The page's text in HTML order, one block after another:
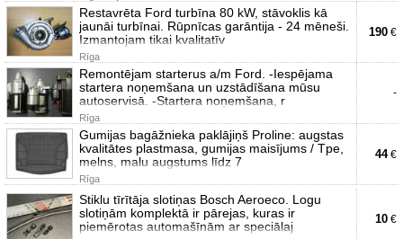
Restavrēta Ford turbīna 80 kW, stāvoklis kā
jaunāi turbīnai. Rūpnīcas garāntija - 24 mēneši.
Izmantojam tikai kvalitatīv
Rīga
190 €
Remontējam starterus a/m Ford. -Iespējama
startera noņemšana un uzstādīšana mūsu
autoservisā. -Startera noņemšana, r
Rīga
-
Gumijas bagāžnieka paklājiņš Proline: augstas
kvalitātes plastmasa, gumijas maisījums / Tpe,
melns, malu augstums līdz 7
Rīga
44€
Stiklu tīrītāja slotiņas Bosch Aeroeco. Logu
slotiņām komplektā ir pārejas, kuras ir
piemērotas automašīnām ar speciālaj
10 €